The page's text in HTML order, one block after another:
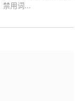
禁用词...